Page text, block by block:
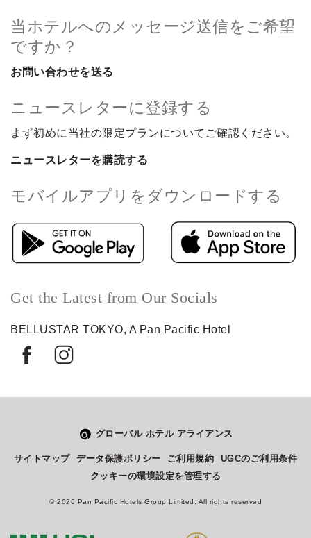
当ホテルへのメッセージ送信をご希望
ですか？
お問い合わせを送る
ニュースレターに登録する
まず初めに当社の限定プランについてご確認ください。
ニュースレターを購読する
モバイルアプリをダウンロードする
Get the Latest from Our Socials
BELLUSTAR TOKYO, A Pan Pacific Hotel
グローバル ホテル アライアンス
サイトマップ データ保護ポリシー ご利用規約
UGCのご利用条件
クッキーの環境設定を管理する
© 2026 Pan Pacific Hotels Group Limited. All rights reserved
このサイトでの経験をどのように評価しますか？
Select
とても満足